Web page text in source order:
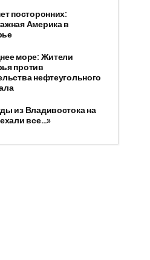
посторонних:
Америка в
море: Жители
против
нефтеугольного
из Владивостока на
все…»